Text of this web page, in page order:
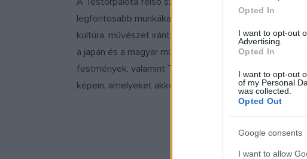
Opted In
I want to opt-out
Advertising.
Opted In
I want to opt-out
of my Personal
was collected.
Opted Out
Google consents
I want to allow
legfontosabb munkákat. Dénes Mirjam
kultúra, művészet iránti szeretetet és érdeklődést
a japán és a magyar műtárgyak egymás mellé állítva
festmények, valamint Tornai Gyula festőművész
képein, amelyeket akkoriban nagy kritikával fogadott a